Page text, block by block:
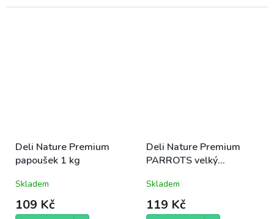
Tahle směska je jak švédskej
pevné vaječné skořápky.
Deli Nature Premium
papoušek 1 kg
Skladem
109 Kč
Deli Nature Premium
PARROTS velký
Skladem
119 Kč